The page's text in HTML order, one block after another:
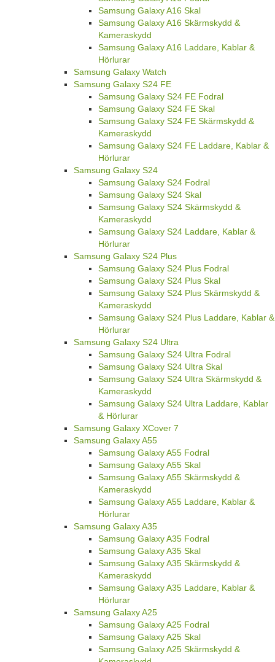
Samsung Galaxy A16 Skal
Samsung Galaxy A16 Skärmskydd &
Kameraskydd
Samsung Galaxy A16 Laddare, Kablar &
Hörlurar
Samsung Galaxy Watch
Samsung Galaxy S24 FE
Samsung Galaxy S24 FE Fodral
Samsung Galaxy S24 FE Skal
Samsung Galaxy S24 FE Skärmskydd &
Kameraskydd
Samsung Galaxy S24 FE Laddare, Kablar &
Hörlurar
Samsung Galaxy S24
Samsung Galaxy S24 Fodral
Samsung Galaxy S24 Skal
Samsung Galaxy S24 Skärmskydd &
Kameraskydd
Samsung Galaxy S24 Laddare, Kablar &
Hörlurar
Samsung Galaxy S24 Plus
Samsung Galaxy S24 Plus Fodral
Samsung Galaxy S24 Plus Skal
Samsung Galaxy S24 Plus Skärmskydd &
Kameraskydd
Samsung Galaxy S24 Plus Laddare, Kablar &
Hörlurar
Samsung Galaxy S24 Ultra
Samsung Galaxy S24 Ultra Fodral
Samsung Galaxy S24 Ultra Skal
Samsung Galaxy S24 Ultra Skärmskydd &
Kameraskydd
Samsung Galaxy S24 Ultra Laddare, Kablar
& Hörlurar
Samsung Galaxy XCover 7
Samsung Galaxy A55
Samsung Galaxy A55 Fodral
Samsung Galaxy A55 Skal
Samsung Galaxy A55 Skärmskydd &
Kameraskydd
Samsung Galaxy A55 Laddare, Kablar &
Hörlurar
Samsung Galaxy A35
Samsung Galaxy A35 Fodral
Samsung Galaxy A35 Skal
Samsung Galaxy A35 Skärmskydd &
Kameraskydd
Samsung Galaxy A35 Laddare, Kablar &
Hörlurar
Samsung Galaxy A25
Samsung Galaxy A25 Fodral
Samsung Galaxy A25 Skal
Samsung Galaxy A25 Skärmskydd &